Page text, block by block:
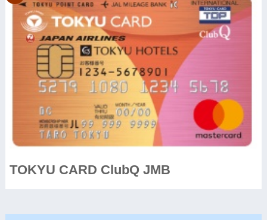
TOKYU CARD ClubQ JMB